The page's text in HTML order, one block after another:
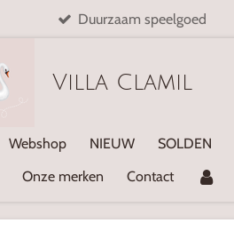
Duurzaam speelgoed
Villa Clamil
Webshop NIEUW SOLDEN
Onze merken Contact